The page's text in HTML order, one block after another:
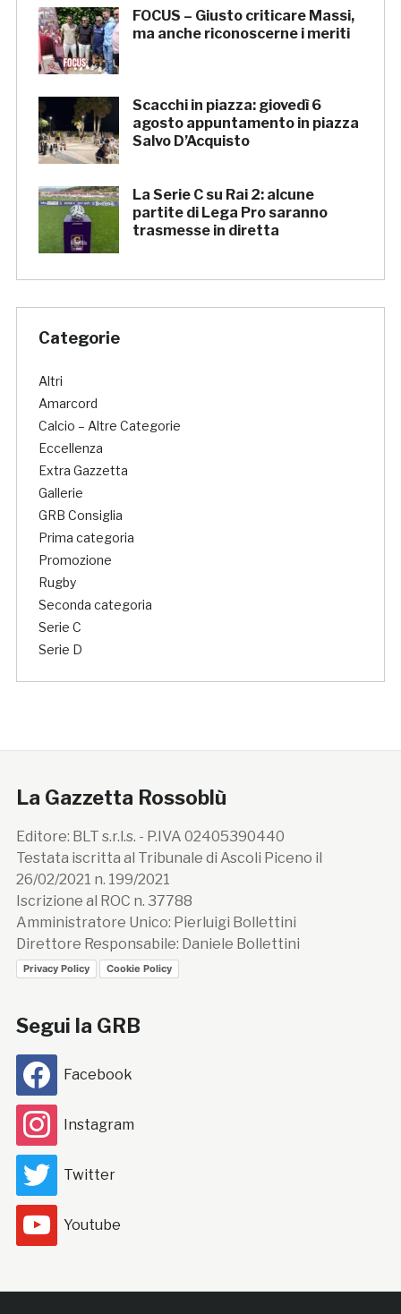
FOCUS – Giusto criticare Massi,
ma anche riconoscerne i meriti
Scacchi in piazza: giovedì 6
agosto appuntamento in piazza
Salvo D’Acquisto
La Serie C su Rai 2: alcune
partite di Lega Pro saranno
trasmesse in diretta
Categorie
Altri
Amarcord
Calcio – Altre Categorie
Eccellenza
Extra Gazzetta
Gallerie
GRB Consiglia
Prima categoria
Promozione
Rugby
Seconda categoria
Serie C
Serie D
La Gazzetta Rossoblù
Editore: BLT s.r.l.s. - P.IVA 02405390440
Testata iscritta al Tribunale di Ascoli Piceno il
26/02/2021 n. 199/2021
Iscrizione al ROC n. 37788
Amministratore Unico: Pierluigi Bollettini
Direttore Responsabile: Daniele Bollettini
Privacy Policy Cookie Policy
Segui la GRB
Facebook
Instagram
Twitter
Youtube